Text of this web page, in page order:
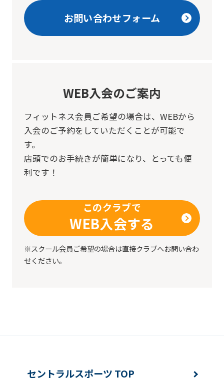
お問い合わせフォーム
WEB入会のご案内
フィットネス会員ご希望の場合は、 WEBから
入会のご予約をしていただくことが可能で
す。
店頭でのお手続きが簡単になり、とっても便
利です！
このクラブで
WEB入会する
※スクール会員ご希望の場合は直接クラブへお問い合わ
せください。
understand
this
the
service.
Automatic
セントラルスポーツ TOP